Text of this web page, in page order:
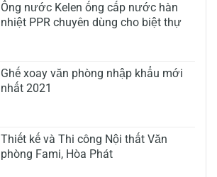
Ống nước Kelen ống cấp nước hàn
nhiệt PPR chuyên dùng cho biệt thự
Ghế xoay văn phòng nhập khẩu mới
nhất 2021
Thiết kế và Thi công Nội thất Văn
phòng Fami, Hòa Phát